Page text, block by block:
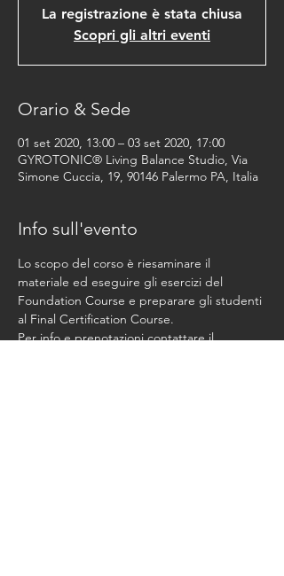
La registrazione è stata chiusa
Scopri gli altri eventi
Orario & Sede
01 set 2020, 13:00 – 03 set 2020, 17:00
GYROTONIC® Living Balance Studio, Via
Simone Cuccia, 19, 90146 Palermo PA, Italia
Info sull'evento
Lo scopo del corso è riesaminare il
materiale ed eseguire gli esercizi del
Foundation Course e preparare gli studenti
al Final Certification Course.
Per info e prenotazioni contattare il